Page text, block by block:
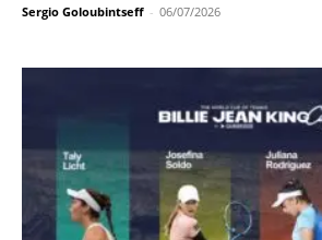
Sergio Goloubintseff - 06/07/2026